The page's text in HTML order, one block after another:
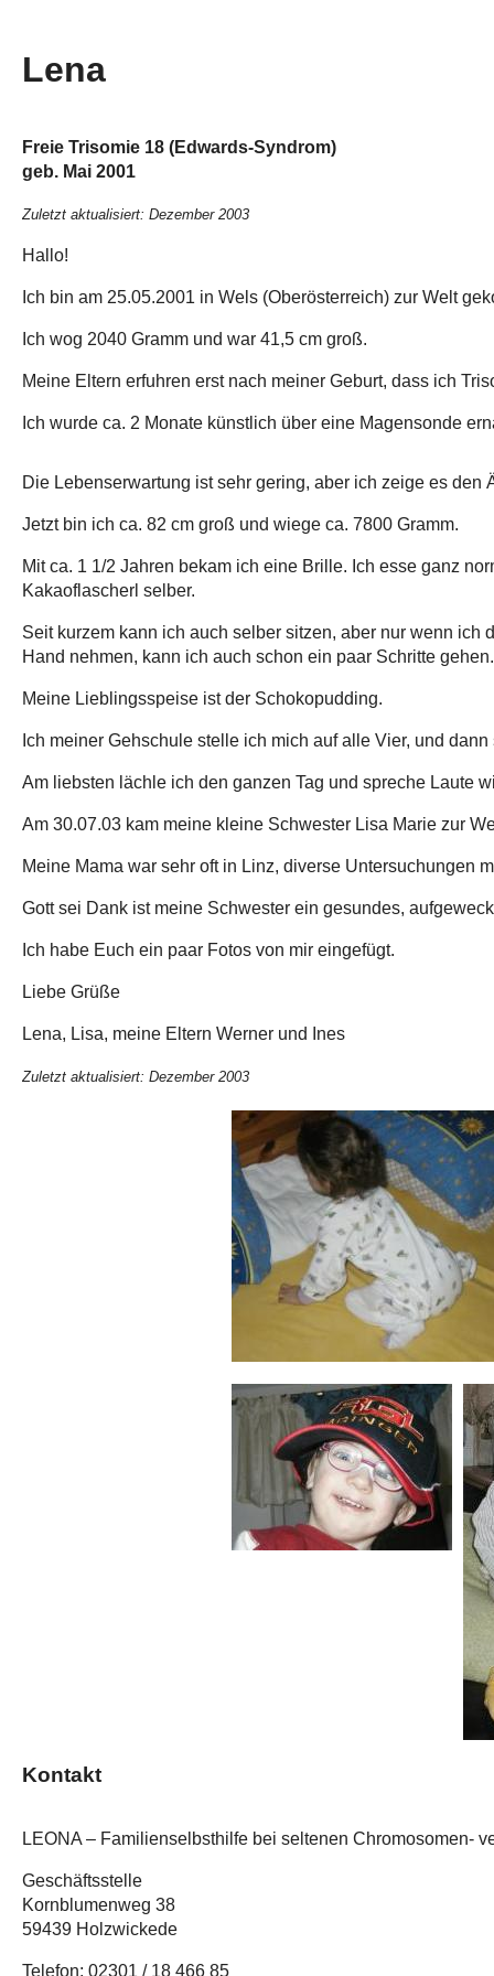
Lena
Freie Trisomie 18 (Edwards-Syndrom)
geb. Mai 2001
Zuletzt aktualisiert: Dezember 2003
Hallo!
Ich bin am 25.05.2001 in Wels (Oberösterreich) zur Welt
Ich wog 2040 Gramm und war 41,5 cm groß.
Meine Eltern erfuhren erst nach meiner Geburt, dass ich
Ich wurde ca. 2 Monate künstlich über eine Magensonde
Die Lebenserwartung ist sehr gering, aber ich zeige es den
Jetzt bin ich ca. 82 cm groß und wiege ca. 7800 Gramm.
Mit ca. 1 1/2 Jahren bekam ich eine Brille. Ich esse ganz
Kakaoflascherl selber.
Seit kurzem kann ich auch selber sitzen, aber nur wenn
Hand nehmen, kann ich auch schon ein paar Schritte gehen.
Meine Lieblingsspeise ist der Schokopudding.
Ich meiner Gehschule stelle ich mich auf alle Vier, und
Am liebsten lächle ich den ganzen Tag und spreche Laute
Am 30.07.03 kam meine kleine Schwester Lisa Marie zur
Meine Mama war sehr oft in Linz, diverse Untersuchungen
Gott sei Dank ist meine Schwester ein gesundes,
Ich habe Euch ein paar Fotos von mir eingefügt.
Liebe Grüße
Lena, Lisa, meine Eltern Werner und Ines
Zuletzt aktualisiert: Dezember 2003
Kontakt
LEONA – Familienselbsthilfe bei seltenen Chromosomen-
Geschäftsstelle
Kornblumenweg 38
59439 Holzwickede
Telefon: 02301 / 18 466 85